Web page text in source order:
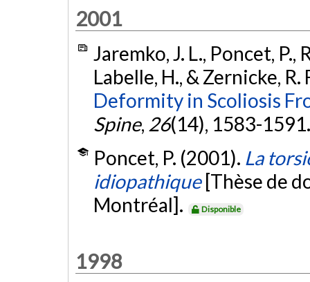
2001
Jaremko, J. L., Poncet, P.,
Labelle, H., & Zernicke, R.
Deformity in Scoliosis
Spine, 26(14), 1583-
Poncet, P. (2001). La
idiopathique [Thèse de
Montréal].
Disponible
1998